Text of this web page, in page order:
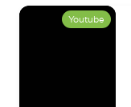
Youtube